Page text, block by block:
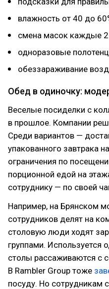
влажность от 40 до
смена масок каждые
одноразовые
обеззараживание
Обед в одиночку:
Веселые посиделки с
в прошлое. Компании
Среди вариантов —
упакованного завтрака
ограничения по
порционной едой на
сотруднику — по своей
Например, на Брянском
сотрудников делят на
столовую люди ходят
группами. Используется
столы рассаживаются с
В Rambler Group тоже
посуду. Но сотрудникам